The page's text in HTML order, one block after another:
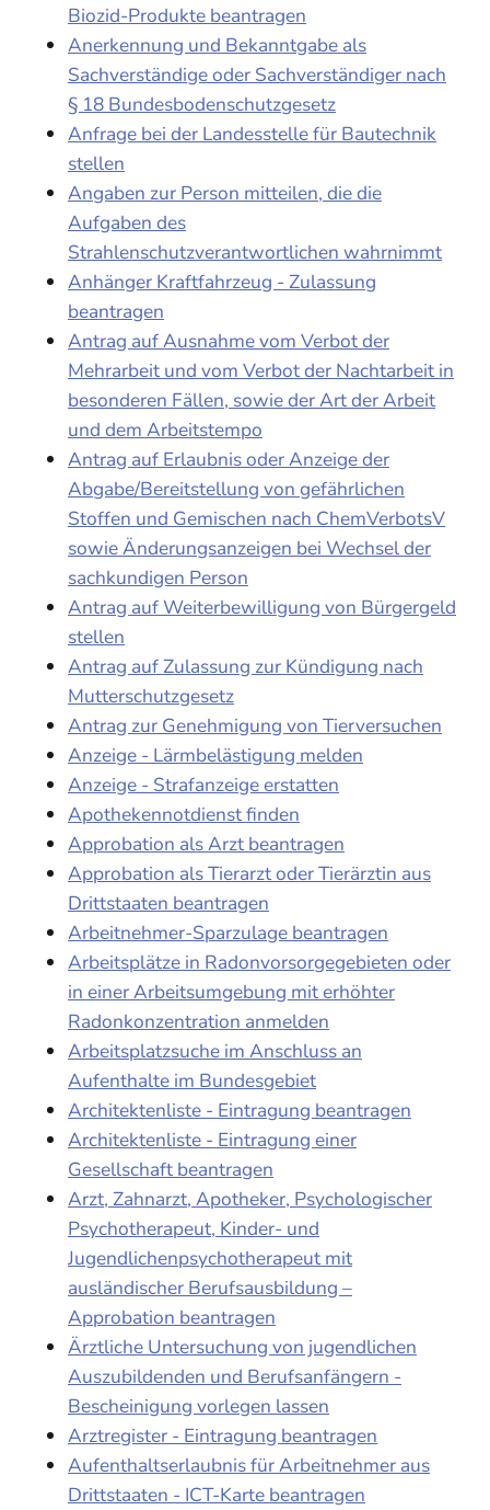
Biozid-Produkte beantragen
Anerkennung und Bekanntgabe als
Sachverständige oder Sachverständiger nach
§ 18 Bundesbodenschutzgesetz
Anfrage bei der Landesstelle für Bautechnik
stellen
Angaben zur Person mitteilen, die die
Aufgaben des
Strahlenschutzverantwortlichen wahrnimmt
Anhänger Kraftfahrzeug - Zulassung
beantragen
Antrag auf Ausnahme vom Verbot der
Mehrarbeit und vom Verbot der Nachtarbeit in
besonderen Fällen, sowie der Art der Arbeit
und dem Arbeitstempo
Antrag auf Erlaubnis oder Anzeige der
Abgabe/Bereitstellung von gefährlichen
Stoffen und Gemischen nach ChemVerbotsV
sowie Änderungsanzeigen bei Wechsel der
sachkundigen Person
Antrag auf Weiterbewilligung von Bürgergeld
stellen
Antrag auf Zulassung zur Kündigung nach
Mutterschutzgesetz
Antrag zur Genehmigung von Tierversuchen
Anzeige - Lärmbelästigung melden
Anzeige - Strafanzeige erstatten
Apothekennotdienst finden
Approbation als Arzt beantragen
Approbation als Tierarzt oder Tierärztin aus
Drittstaaten beantragen
Arbeitnehmer-Sparzulage beantragen
Arbeitsplätze in Radonvorsorgegebieten oder
in einer Arbeitsumgebung mit erhöhter
Radonkonzentration anmelden
Arbeitsplatzsuche im Anschluss an
Aufenthalte im Bundesgebiet
Architektenliste - Eintragung beantragen
Architektenliste - Eintragung einer
Gesellschaft beantragen
Arzt, Zahnarzt, Apotheker, Psychologischer
Psychotherapeut, Kinder- und
Jugendlichenpsychotherapeut mit
ausländischer Berufsausbildung –
Approbation beantragen
Ärztliche Untersuchung von jugendlichen
Auszubildenden und Berufsanfängern -
Bescheinigung vorlegen lassen
Arztregister - Eintragung beantragen
Aufenthaltserlaubnis für Arbeitnehmer aus
Drittstaaten - ICT-Karte beantragen